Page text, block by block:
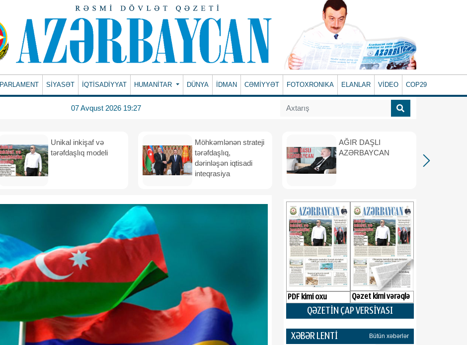
PARLAMENT SİYASƏT İQTİSADİYYAT HUMANITAR DÜNYA İDMAN CƏMİYYƏT FOTOXRONIKA ELANLAR VİDEO COP29
07 Avqust 2026 19:27
Unikal inkişaf və
tərəfdaşlıq modeli
Möhkəmlənən strateji
tərəfdaşlıq,
dərinləşən iqtisadi
inteqrasiya
AĞIR DAŞLI
AZƏRBAYCAN
PDF kimi oxu Qəzet kimi vərəqlə
QƏZETİN ÇAP VERSİYASI
XƏBƏR LENTİ Bütün xəbərlər